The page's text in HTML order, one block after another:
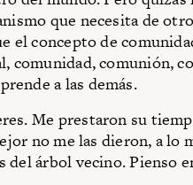
que necesita de
el concepto de
comunidad, comunión,
a las demás.
Me prestaron su
no me las dieron, a lo
del árbol vecino. Pienso